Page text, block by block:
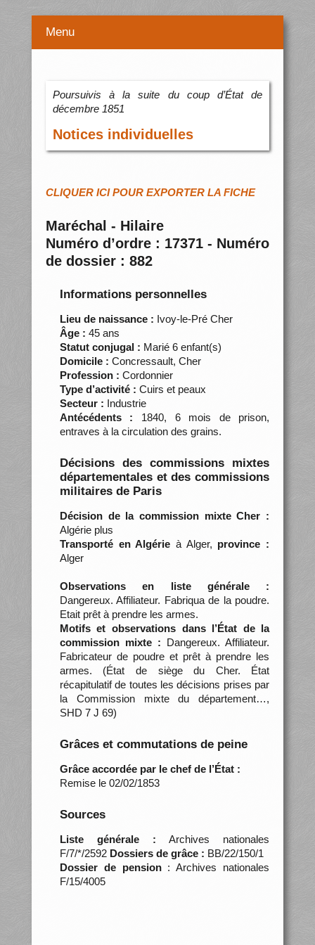
Menu
Poursuivis à la suite du coup d’État de
décembre 1851
Notices individuelles
CLIQUER ICI POUR EXPORTER LA FICHE
Maréchal - Hilaire
Numéro d’ordre : 17371 - Numéro
de dossier : 882
Informations personnelles
Lieu de naissance : Ivoy-le-Pré Cher
Âge : 45 ans
Statut conjugal : Marié 6 enfant(s)
Domicile : Concressault, Cher
Profession : Cordonnier
Type d’activité : Cuirs et peaux
Secteur : Industrie
Antécédents : 1840, 6 mois de prison,
entraves à la circulation des grains.
Décisions des commissions mixtes
départementales et des commissions
militaires de Paris
Décision de la commission mixte Cher :
Algérie plus
Transporté en Algérie à Alger, province :
Alger
Observations en liste générale :
Dangereux. Affiliateur. Fabriqua de la poudre.
Etait prêt à prendre les armes.
Motifs et observations dans l’État de la
commission mixte : Dangereux. Affiliateur.
Fabricateur de poudre et prêt à prendre les
armes. (État de siège du Cher. État
récapitulatif de toutes les décisions prises par
la Commission mixte du département…,
SHD 7 J 69)
Grâces et commutations de peine
Grâce accordée par le chef de l’État :
Remise le 02/02/1853
Sources
Liste générale : Archives nationales
F/7/*/2592 Dossiers de grâce : BB/22/150/1
Dossier de pension: Archives nationales
F/15/4005